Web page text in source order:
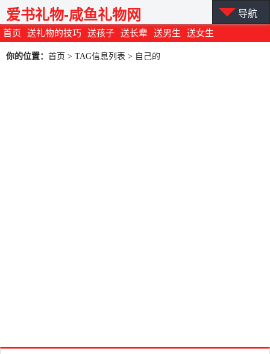
首页 送礼物的技巧 送孩子 送长辈 送男生 送女生
爱书礼物-咸鱼礼物网 导航
你的位置： 首页 > TAG信息列表 > 自己的